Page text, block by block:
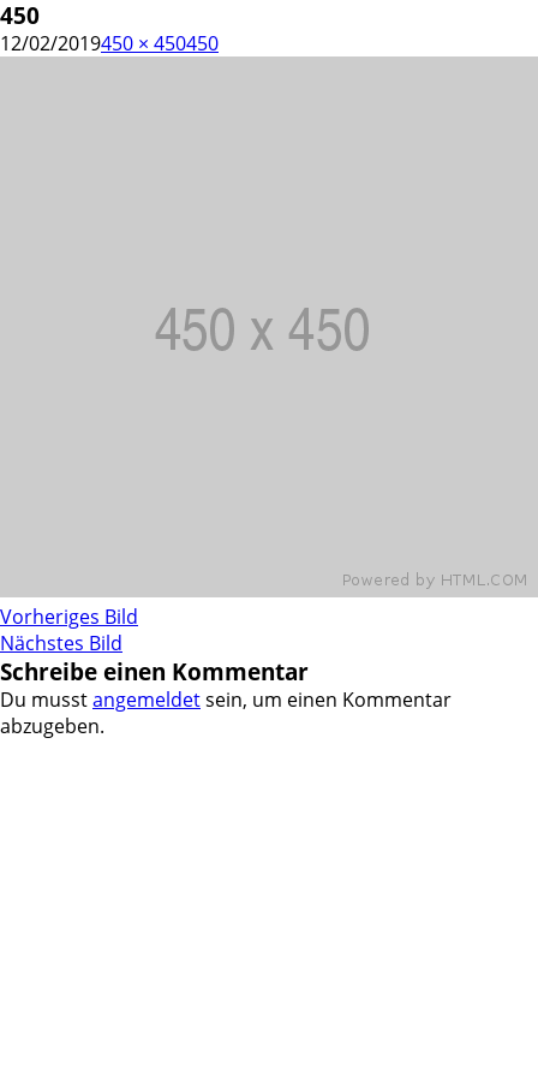
450
12/02/2019450 × 450450
Vorheriges Bild
Nächstes Bild
Schreibe einen Kommentar
Du musstangemeldetsein, um einen Kommentar
abzugeben.